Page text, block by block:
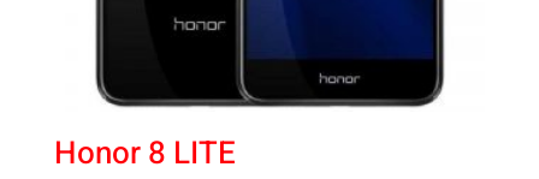
Honor 8 LITE